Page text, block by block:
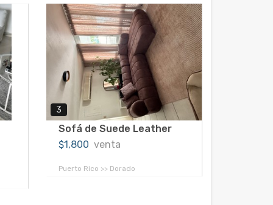
3
Sofá de Suede Leather
$1,800 venta
Puerto Rico >> Dorado